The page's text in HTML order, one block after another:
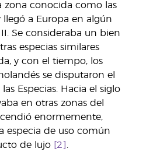
zona conocida como las
llegó a Europa en algún
Se consideraba un bien
especias similares
y con el tiempo, los
se disputaron el
Especias. Hacia el siglo
en otras zonas del
enormemente,
especia de uso común
de lujo
[2] .